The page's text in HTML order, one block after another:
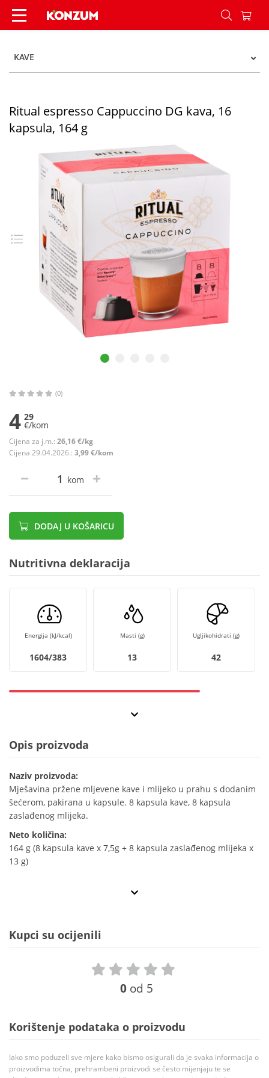
Ritual espresso Cappuccino DG kava, 16
KAVE
Ritual espresso Cappuccino DG kava, 16
kapsula, 164 g
(0)
4 29
€/kom
Cijena za j.m.: 26,16 €/kg
Cijena 29.04.2026.: 3,99 €/kom
kom
DODAJ U KOŠARICU
Nutritivna deklaracija
Energija (kJ/kcal)
1604/383
Masti (g)
13
Ugljikohidrati (g)
42
Opis proizvoda
Naziv proizvoda:
Mješavina pržene mljevene kave i mlijeko u prahu s dodanim
šećerom, pakirana u kapsule. 8 kapsula kave, 8 kapsula
zaslađenog mlijeka.
Neto količina:
164 g (8 kapsula kave x 7,5g + 8 kapsula zaslađenog mlijeka x
13 g)
Kupci su ocijenili
0 od 5
Korištenje podataka o proizvodu
Iako smo poduzeli sve mjere kako bismo osigurali da je svaka informacija o
proizvodima točna, prehrambeni proizvodi se često mijenjaju te se